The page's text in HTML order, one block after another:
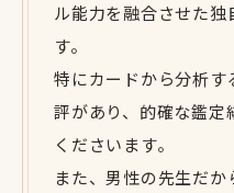
ル能力を融合させた
す。
特にカードから分析す
評があり、的確な鑑定
くださいます。
また、男性の先生だ